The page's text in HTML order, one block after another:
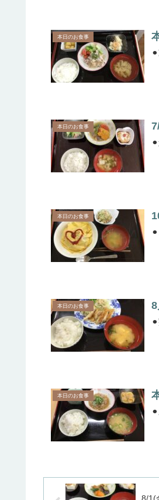
本日のお食事
本日のお食事
本日のお食事
本日のお食事
本日のお食事